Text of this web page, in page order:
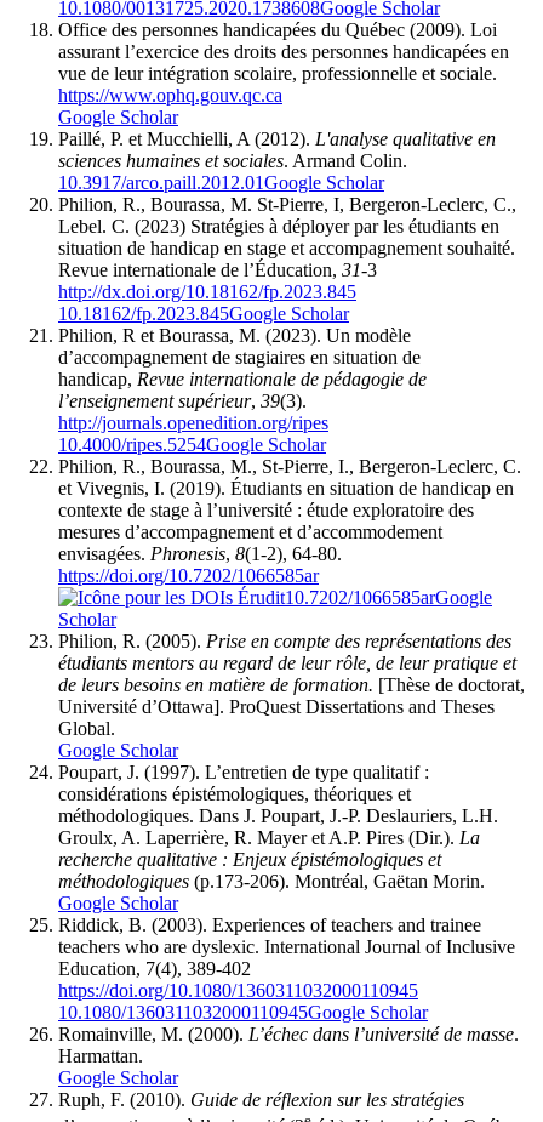
10.1080/00131725.2020.1738608Google Scholar
Office des personnes handicapées du Québec (2009). Loi
assurant l’exercice des droits des personnes handicapées en
vue de leur intégration scolaire, professionnelle et sociale.
https://www.ophq.gouv.qc.ca
Google Scholar
Paillé, P. et Mucchielli, A (2012). L'analyse qualitative en
sciences humaines et sociales. Armand Colin.
10.3917/arco.paill.2012.01Google Scholar
Philion, R., Bourassa, M. St-Pierre, I, Bergeron-Leclerc, C.,
Lebel. C. (2023) Stratégies à déployer par les étudiants en
situation de handicap en stage et accompagnement souhaité.
Revue internationale de l’Éducation, 31-3
http://dx.doi.org/10.18162/fp.2023.845
10.18162/fp.2023.845Google Scholar
Philion, R et Bourassa, M. (2023). Un modèle
d’accompagnement de stagiaires en situation de
handicap, Revue internationale de pédagogie de
l’enseignement supérieur, 39(3).
http://journals.openedition.org/ripes
10.4000/ripes.5254Google Scholar
Philion, R., Bourassa, M., St-Pierre, I., Bergeron-Leclerc, C.
et Vivegnis, I. (2019). Étudiants en situation de handicap en
contexte de stage à l’université : étude exploratoire des
mesures d’accompagnement et d’accommodement
envisagées. Phronesis, 8(1-2), 64-80.
https://doi.org/10.7202/1066585ar
10.7202/1066585arGoogle
Scholar
Philion, R. (2005). Prise en compte des représentations des
étudiants mentors au regard de leur rôle, de leur pratique et
de leurs besoins en matière de formation. [Thèse de doctorat,
Université d’Ottawa]. ProQuest Dissertations and Theses
Global.
Google Scholar
Poupart, J. (1997). L’entretien de type qualitatif :
considérations épistémologiques, théoriques et
méthodologiques. Dans J. Poupart, J.-P. Deslauriers, L.H.
Groulx, A. Laperrière, R. Mayer et A.P. Pires (Dir.). La
recherche qualitative : Enjeux épistémologiques et
méthodologiques (p.173-206). Montréal, Gaëtan Morin.
Google Scholar
Riddick, B. (2003). Experiences of teachers and trainee
teachers who are dyslexic. International Journal of Inclusive
Education, 7(4), 389-402
https://doi.org/10.1080/1360311032000110945
10.1080/1360311032000110945Google Scholar
Romainville, M. (2000). L’échec dans l’université de masse.
Harmattan.
Google Scholar
Ruph, F. (2010). Guide de réflexion sur les stratégies